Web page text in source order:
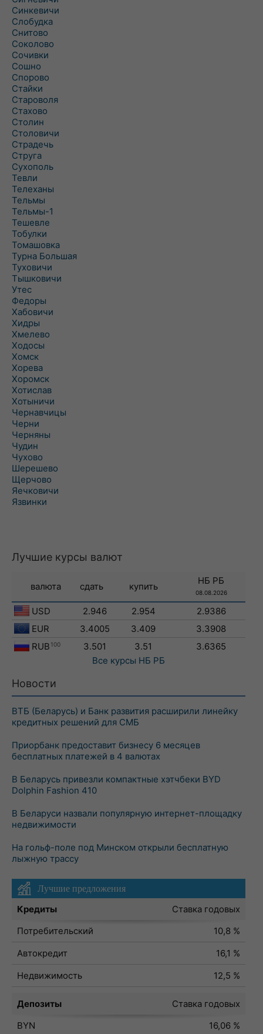
Синкевичи
Слобудка
Снитово
Соколово
Сочивки
Сошно
Спорово
Стайки
Староволя
Стахово
Столин
Столовичи
Страдечь
Струга
Сухополь
Тевли
Телеханы
Тельмы
Тельмы-1
Тешевле
Тобулки
Томашовка
Турна Большая
Туховичи
Тышковичи
Утес
Федоры
Хабовичи
Хидры
Хмелево
Ходосы
Хомск
Хорева
Хоромск
Хотислав
Хотыничи
Чернавчицы
Черни
Черняны
Чудин
Чухово
Шерешево
Щерчово
Яечковичи
Язвинки
Лучшие курсы валют
валюта сдать купить
НБ РБ
08.08.2026
USD 2.946 2.954
2.9386
EUR
3.4005 3.409
3.3908
RUB 100 3.501 3.51
3.6365
Все курсы НБ РБ
Новости
ВТБ (Беларусь) и Банк развития расширили линейку
кредитных решений для СМБ
Приорбанк предоставит бизнесу 6 месяцев
бесплатных платежей в 4 валютах
В Беларусь привезли компактные хэтчбеки BYD
Dolphin Fashion 410
В Беларуси назвали популярную интернет-площадку
недвижимости
На гольф-поле под Минском открыли бесплатную
лыжную трассу
Лучшие предложения
Кредиты
Ставка годовых
Потребительский
10,8 %
Автокредит
16,1 %
Недвижимость
12,5 %
Депозиты
Ставка годовых
BYN
16,06 %